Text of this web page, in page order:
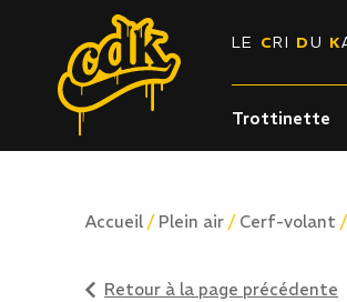
LE CRI DU K
Trottinette
Accueil / Plein air / Cerf-volant /
Retour à la page précédente